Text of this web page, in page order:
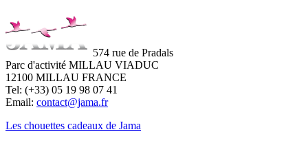
574 rue de Pradals
Parc d'activité MILLAU VIADUC
12100 MILLAU FRANCE
Tel: (+33) 05 19 98 07 41
Email: contact@jama.fr
Les chouettes cadeaux de Jama